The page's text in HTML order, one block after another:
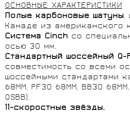
ОСНОВНЫЕ ХАРАКТЕРИСТИКИ
Полые карбоновые шатуны,
Канаде из американского
Система Cinch со
осью 30 мм.
Стандартный шоссейный Q-
совместимость со всеми
шоссейными стандартами
68MM, PF30 68MM, BB30
OSBB).
11-скоростные звёзды.